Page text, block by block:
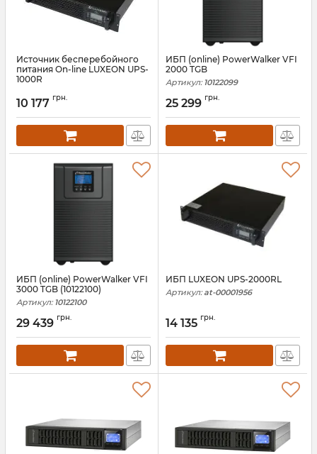
Источник бесперебойного
питания On-line LUXEON UPS-
1000R
10 177 грн.
ИБП (online) PowerWalker VFI
2000 TGB
Артикул: 10122099
25 299 грн.
ИБП (online) PowerWalker VFI
3000 TGB (10122100)
Артикул: 10122100
29 439 грн.
ИБП LUXEON UPS-2000RL
Артикул: at-00001956
14 135 грн.